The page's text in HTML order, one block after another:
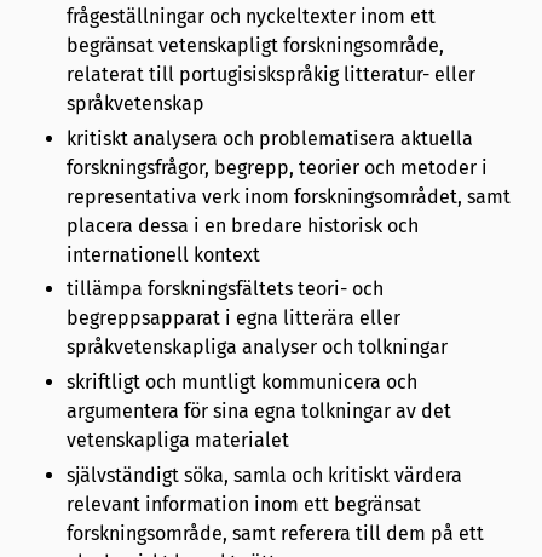
frågeställningar och nyckeltexter inom ett
begränsat vetenskapligt forskningsområde,
relaterat till portugisiskspråkig litteratur- eller
språkvetenskap
kritiskt analysera och problematisera aktuella
forskningsfrågor, begrepp, teorier och metoder i
representativa verk inom forskningsområdet, samt
placera dessa i en bredare historisk och
internationell kontext
tillämpa forskningsfältets teori- och
begreppsapparat i egna litterära eller
språkvetenskapliga analyser och tolkningar
skriftligt och muntligt kommunicera och
argumentera för sina egna tolkningar av det
vetenskapliga materialet
självständigt söka, samla och kritiskt värdera
relevant information inom ett begränsat
forskningsområde, samt referera till dem på ett